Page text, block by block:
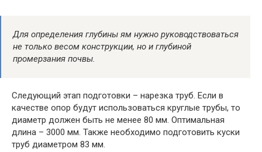
Для определения глубины ям нужно руководствоваться
не только весом конструкции, но и глубиной
промерзания почвы.
Следующий этап подготовки – нарезка труб. Если в
качестве опор будут использоваться круглые трубы, то
диаметр должен быть не менее 80 мм. Оптимальная
длина – 3000 мм. Также необходимо подготовить куски
труб диаметром 83 мм.